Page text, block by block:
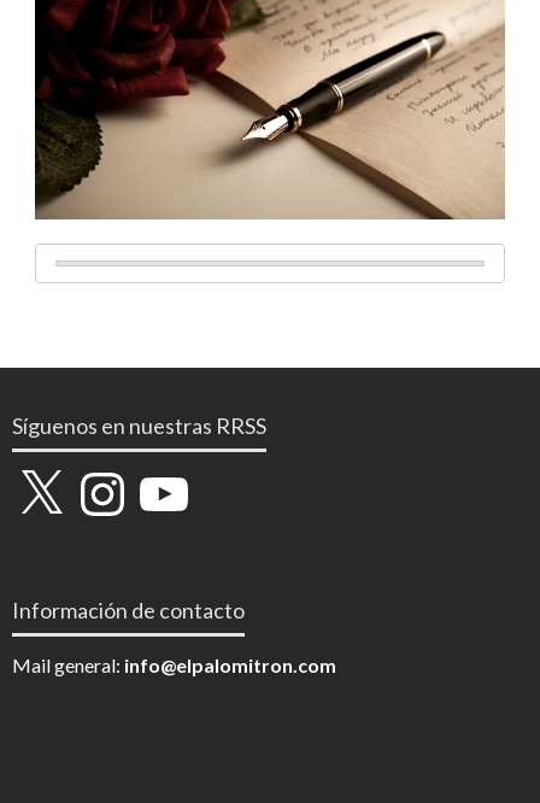
Síguenos en nuestras RRSS
X InstagramYouTube
Información de contacto
Mail general: info@elpalomitron.com